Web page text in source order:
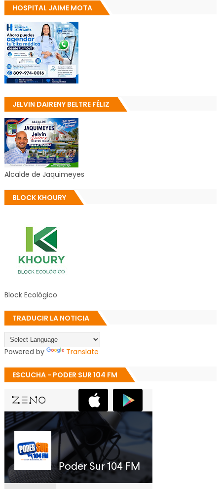
HOSPITAL JAIME MOTA
JELVIN DAIRENY BELTRE FÉLIZ
Alcalde de Jaquimeyes
BLOCK KHOURY
Block Ecológico
TRADUCIR LA NOTICIA
Powered by Translate
ESCUCHA - PODER SUR 104 FM